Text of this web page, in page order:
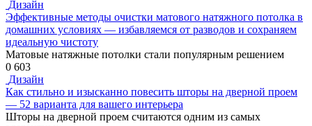
Дизайн
Эффективные методы очистки матового натяжного потолка в
домашних условиях — избавляемся от разводов и сохраняем
идеальную чистоту
Матовые натяжные потолки стали популярным решением
0 603
Дизайн
Как стильно и изысканно повесить шторы на дверной проем
— 52 варианта для вашего интерьера
Шторы на дверной проем считаются одним из самых